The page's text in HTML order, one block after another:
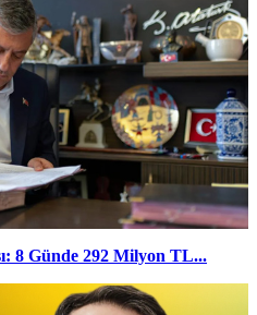
8 Günde 292 Milyon TL...